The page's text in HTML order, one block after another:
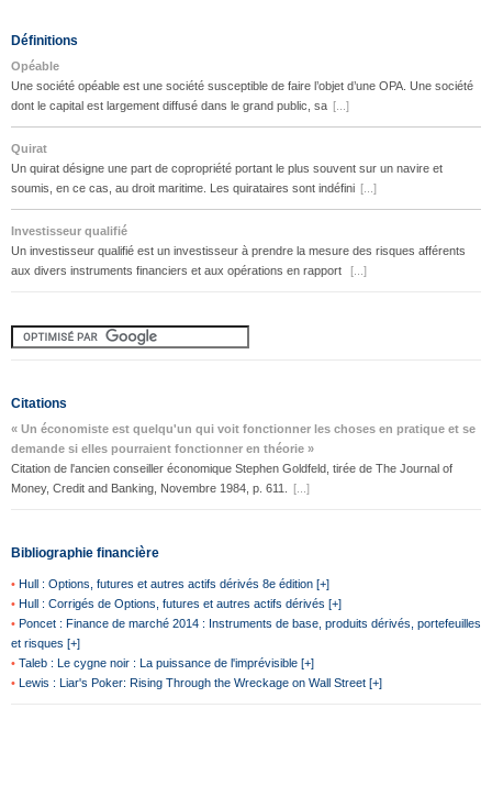
Définitions
Opéable
Une société opéable est une société susceptible de faire l’objet d’une OPA. Une société
dont le capital est largement diffusé dans le grand public, sa [...]
Quirat
Un quirat désigne une part de copropriété portant le plus souvent sur un navire et
soumis, en ce cas, au droit maritime. Les quirataires sont indéfini [...]
Investisseur qualifié
Un investisseur qualifié est un investisseur à prendre la mesure des risques afférents
aux divers instruments financiers et aux opérations en rapport
[...]
Citations
« Un économiste est quelqu'un qui voit fonctionner les choses en pratique et se
demande si elles pourraient fonctionner en théorie »
Citation de l'ancien conseiller économique Stephen Goldfeld, tirée de The Journal of
Money, Credit and Banking, Novembre 1984, p. 611.
[...]
Bibliographie financière
• Hull : Options, futures et autres actifs dérivés 8e édition [+]
• Hull : Corrigés de Options, futures et autres actifs dérivés [+]
• Poncet : Finance de marché 2014 : Instruments de base, produits dérivés, portefeuilles
et risques [+]
• Taleb : Le cygne noir : La puissance de l'imprévisible [+]
• Lewis : Liar's Poker: Rising Through the Wreckage on Wall Street [+]